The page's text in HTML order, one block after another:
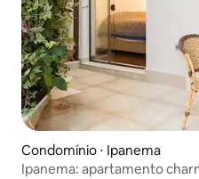
Condomínio ⋅ Ipanema
Ipanema: apartamento